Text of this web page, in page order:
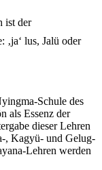
ist der
lus, Jalü oder
Schule des
als Essenz der
dieser Lehren
, Kagyü- und Gelug-
Lehren werden